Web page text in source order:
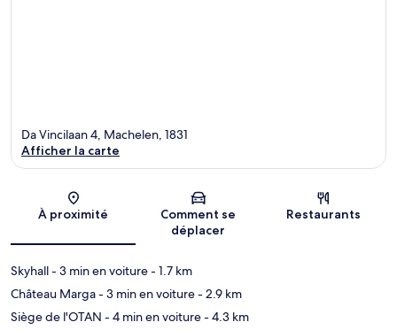
Carte
Da Vincilaan 4, Machelen, 1831
Afficher la carte
À proximité
Comment se
déplacer
Restaurants
Skyhall- 3 min en voiture- 1.7 km
Château Marga- 3 min en voiture- 2.9 km
Siège de l'OTAN - 4 min en voiture- 4.3 km